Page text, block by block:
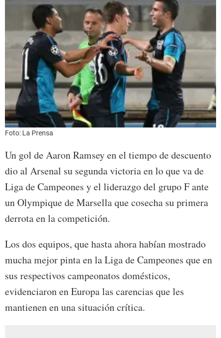
Foto: La Prensa
Un gol de Aaron Ramsey en el tiempo de descuento
dio al Arsenal su segunda victoria en lo que va de
Liga de Campeones y el liderazgo del grupo F ante
un Olympique de Marsella que cosecha su primera
derrota en la competición.
Los dos equipos, que hasta ahora habían mostrado
mucha mejor pinta en la Liga de Campeones que en
sus respectivos campeonatos domésticos,
evidenciaron en Europa las carencias que les
mantienen en una situación crítica.